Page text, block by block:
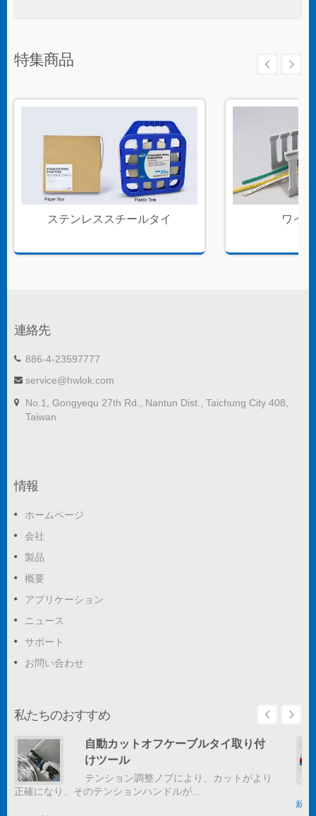
特集商品
ステンレススチールタイ ワイ
連絡先
886-4-23597777
service@hwlok.com
No.1, Gongyequ 27th Rd., Nantun Dist., Taichung City 408,
Taiwan
情報
ホームページ
会社
製品
概要
アプリケーション
ニュース
サポート
お問い合わせ
私たちのおすすめ
自動カットオフケーブルタイ取り付
けツール
テンション調整ノブにより、カットがより
正確になり、そのテンションハンドルが…
続